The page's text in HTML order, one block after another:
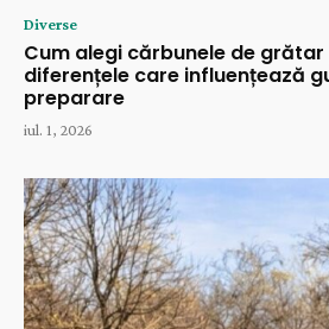
Diverse
Cum alegi cărbunele de
diferențele care influențează
preparare
iul. 1, 2026